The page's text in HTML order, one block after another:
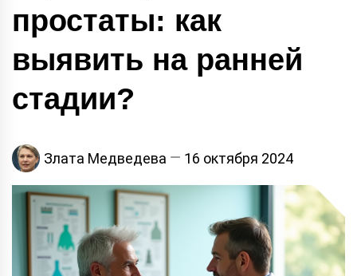
простаты: как
выявить на ранней
стадии?
Злата Медведева 16 октября 2024